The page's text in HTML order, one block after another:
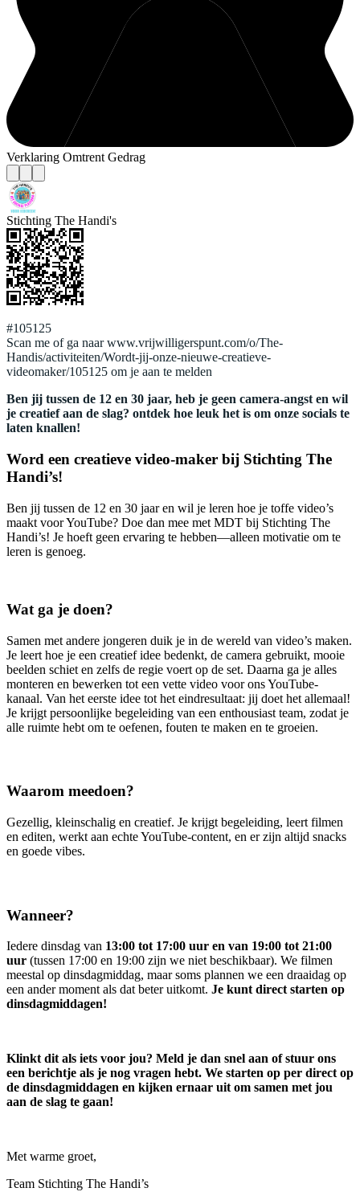
Verklaring Omtrent Gedrag
Stichting The Handi's
#105125
Scan me of ga naar www.vrijwilligerspunt.com/o/The-
Handis/activiteiten/Wordt-jij-onze-nieuwe-creatieve-
videomaker/105125 om je aan te melden
Ben jij tussen de 12 en 30 jaar, heb je geen camera-angst en wil
je creatief aan de slag? ontdek hoe leuk het is om onze socials te
laten knallen!
Word een creatieve video-maker bij Stichting The
Handi’s!
Ben jij tussen de 12 en 30 jaar en wil je leren hoe je toffe video’s
maakt voor YouTube? Doe dan mee met MDT bij Stichting The
Handi’s! Je hoeft geen ervaring te hebben—alleen motivatie om te
leren is genoeg.
Wat ga je doen?
Samen met andere jongeren duik je in de wereld van video’s maken.
Je leert hoe je een creatief idee bedenkt, de camera gebruikt, mooie
beelden schiet en zelfs de regie voert op de set. Daarna ga je alles
monteren en bewerken tot een vette video voor ons YouTube-
kanaal. Van het eerste idee tot het eindresultaat: jij doet het allemaal!
Je krijgt persoonlijke begeleiding van een enthousiast team, zodat je
alle ruimte hebt om te oefenen, fouten te maken en te groeien.
Waarom meedoen?
Gezellig, kleinschalig en creatief. Je krijgt begeleiding, leert filmen
en editen, werkt aan echte YouTube-content, en er zijn altijd snacks
en goede vibes.
Wanneer?
Iedere dinsdag van 13:00 tot 17:00 uur en van 19:00 tot 21:00
uur (tussen 17:00 en 19:00 zijn we niet beschikbaar). We filmen
meestal op dinsdagmiddag, maar soms plannen we een draaidag op
een ander moment als dat beter uitkomt. Je kunt direct starten op
dinsdagmiddagen!
Klinkt dit als iets voor jou? Meld je dan snel aan of stuur ons
een berichtje als je nog vragen hebt. We starten op per direct op
de dinsdagmiddagen en kijken ernaar uit om samen met jou
aan de slag te gaan!
Met warme groet,
Team Stichting The Handi’s